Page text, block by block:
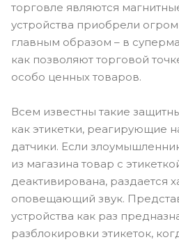
торговле являются
устройства приобрели
главным образом – в
как позволяют торговой
особо ценных товаров.
Всем известны такие
как этикетки, реагирующие
датчики. Если
из магазина товар с
деактивирована, раздается
оповещающий звук.
устройства как раз
разблокировки этикеток,